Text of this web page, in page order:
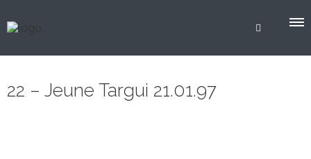
22 – Jeune Targui 21.01.97